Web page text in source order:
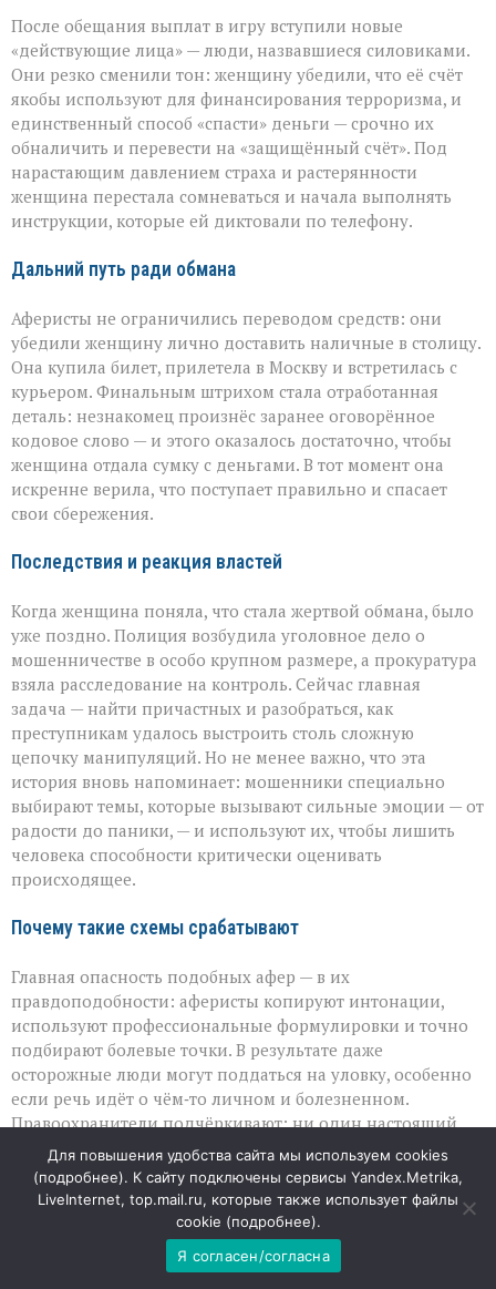
После обещания выплат в игру вступили новые
«действующие лица» — люди, назвавшиеся силовиками.
Они резко сменили тон: женщину убедили, что её счёт
якобы используют для финансирования терроризма, и
единственный способ «спасти» деньги — срочно их
обналичить и перевести на «защищённый счёт». Под
нарастающим давлением страха и растерянности
женщина перестала сомневаться и начала выполнять
инструкции, которые ей диктовали по телефону.
Дальний путь ради обмана
Аферисты не ограничились переводом средств: они
убедили женщину лично доставить наличные в столицу.
Она купила билет, прилетела в Москву и встретилась с
курьером. Финальным штрихом стала отработанная
деталь: незнакомец произнёс заранее оговорённое
кодовое слово — и этого оказалось достаточно, чтобы
женщина отдала сумку с деньгами. В тот момент она
искренне верила, что поступает правильно и спасает
свои сбережения.
Последствия и реакция властей
Когда женщина поняла, что стала жертвой обмана, было
уже поздно. Полиция возбудила уголовное дело о
мошенничестве в особо крупном размере, а прокуратура
взяла расследование на контроль. Сейчас главная
задача — найти причастных и разобраться, как
преступникам удалось выстроить столь сложную
цепочку манипуляций. Но не менее важно, что эта
история вновь напоминает: мошенники специально
выбирают темы, которые вызывают сильные эмоции — от
радости до паники, — и используют их, чтобы лишить
человека способности критически оценивать
происходящее.
Почему такие схемы срабатывают
Главная опасность подобных афер — в их
правдоподобности: аферисты копируют интонации,
используют профессиональные формулировки и точно
подбирают болевые точки. В результате даже
осторожные люди могут поддаться на уловку, особенно
если речь идёт о чём‑то личном и болезненном.
Правоохранители подчёркивают: ни один настоящий
сотрудник банка, полиции или военкомата не будет
просить переводить деньги на «безопасные счета» или
передавать наличные курьерам. Если звучит подобное
требование — это однозначный признак обмана.
Для повышения удобства сайта мы используем cookies
(подробнее). К сайту подключены сервисы Yandex.Metrika,
LiveInternet, top.mail.ru, которые также использует файлы
cookie (подробнее).
Я согласен/согласна